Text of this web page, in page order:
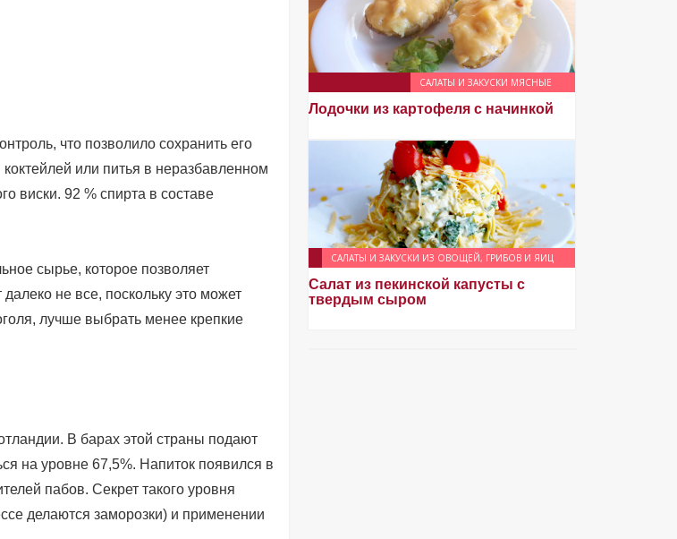
что позволило сохранить его
или питья в неразбавленном
виски. 92 % спирта в составе
сырье, которое позволяет
не все, поскольку это может
лучше выбрать менее крепкие
В барах этой страны подают
на уровне 67,5%. Напиток появился в
пабов. Секрет такого уровня
делаются заморозки) и применении
САЛАТЫ И ЗАКУСКИ МЯСНЫЕ
Лодочки из картофеля с начинкой
САЛАТЫ И ЗАКУСКИ ИЗ ОВОЩЕЙ, ГРИБОВ И ЯИЦ
Салат из пекинской капусты с
твердым сыром